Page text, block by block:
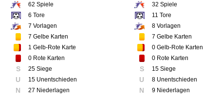
62 Spiele
6 Tore
7 Vorlagen
7 Gelbe Karten
1 Gelb-Rote Karte
0 Rote Karten
S 25 Siege
U 15 Unentschieden
N 27 Niederlagen
32 Spiele
11 Tore
8 Vorlagen
7 Gelbe Karten
0 Gelb-Rote Karten
0 Rote Karten
S 15 Siege
U 8 Unentschieden
N 9 Niederlagen